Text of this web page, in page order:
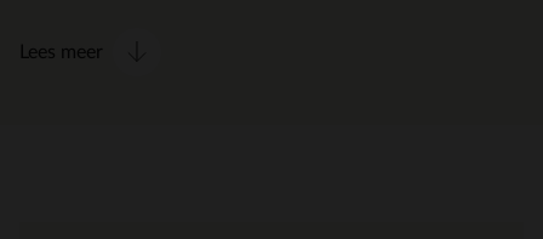
Lees meer